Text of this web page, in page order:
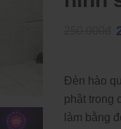
Đèn hào
phật trong
làm bằng